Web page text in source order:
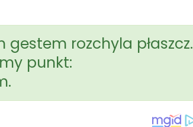
rozchyla płaszcz.
punkt: